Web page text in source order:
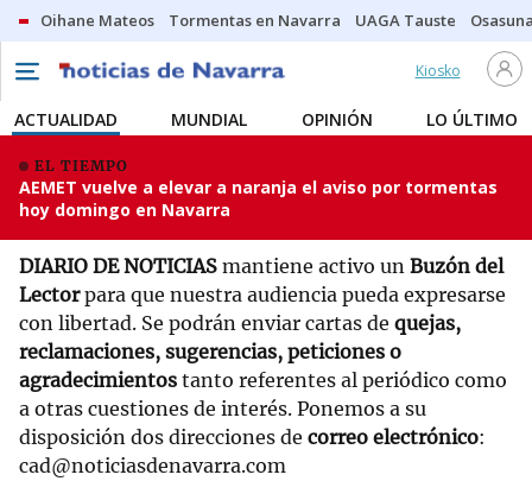
Oihane Mateos Tormentas en Navarra UAGA Tauste
Kiosko
ACTUALIDAD MUNDIAL OPINIÓN LO ÚLTIMO
EL TIEMPO
AEMET vuelve a elevar a naranja el aviso por tormentas
hoy domingo en Navarra
DIARIO DE NOTICIAS mantiene activo un Buzón del
Lectorpara que nuestra audiencia pueda expresarse
con libertad. Se podrán enviar cartas de quejas,
reclamaciones, sugerencias, peticiones o
agradecimientos tanto referentes al periódico como
a otras cuestiones de interés. Ponemos a su
disposición dos direcciones de correo electrónico:
cad@noticiasdenavarra.com